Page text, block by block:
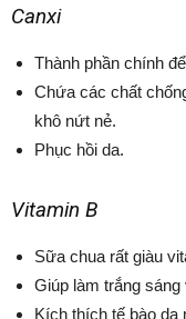
Canxi
Thành phần chính
Chứa các chất
khô nứt nẻ.
Phục hồi da.
Vitamin B
Sữa chua rất giàu
Giúp làm trắng
Kích thích tế bào da